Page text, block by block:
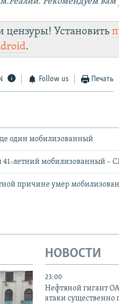
цензуры! Установить
.
Follow us Печать
один мобилизованный
41-летний мобилизованный –
причине умер
НОВОСТИ
23:00
Нефтяной гигант
атаки существенно